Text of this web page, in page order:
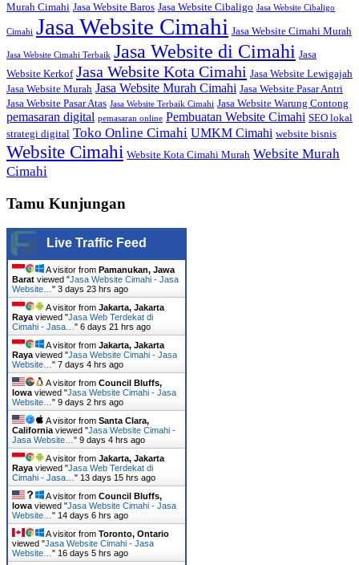
Murah Cimahi Jasa Website Baros Jasa Website Cibaligo Jasa Website Cibaligo
Cimahi Jasa Website Cimahi Jasa Website Cimahi Murah
Jasa Website Cimahi Terbaik Jasa Website di Cimahi Jasa
Website Kerkof Jasa Website Kota Cimahi Jasa Website Lewigajah
Jasa Website Murah Jasa Website Murah Cimahi Jasa Website Pasar Antri
Jasa Website Pasar Atas Jasa Website Terbaik Cimahi Jasa Website Warung Contong
pemasaran digital pemasaran online Pembuatan Website Cimahi SEO lokal
strategi digital Toko Online Cimahi UMKM Cimahi website bisnis
Website Cimahi Website Kota Cimahi Murah Website Murah
Cimahi
Tamu Kunjungan
Live Traffic Feed
A visitor from Pamanukan, Jawa
Barat viewed "Jasa Website Cimahi - Jasa
Website… " 3 days 23 hrs ago
A visitor from Jakarta, Jakarta
Raya viewed "Jasa Web Terdekat di
Cimahi - Jasa… " 6 days 21 hrs ago
A visitor from Jakarta, Jakarta
Raya viewed "Jasa Website Cimahi - Jasa
Website… " 7 days 4 hrs ago
A visitor from Council Bluffs,
Iowa viewed "Jasa Website Cimahi - Jasa
Website… " 9 days 2 hrs ago
A visitor from Santa Clara,
California viewed "Jasa Website Cimahi -
Jasa Website… " 9 days 4 hrs ago
A visitor from Jakarta, Jakarta
Raya viewed "Jasa Web Terdekat di
Cimahi - Jasa… " 13 days 15 hrs ago
A visitor from Council Bluffs,
Iowa viewed "Jasa Website Cimahi - Jasa
Website… " 14 days 6 hrs ago
A visitor from Toronto, Ontario
viewed "Jasa Website Cimahi - Jasa
Website… " 16 days 5 hrs ago